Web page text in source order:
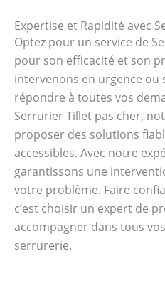
Expertise et Rapidité avec
Optez pour un service de
pour son efficacité et son
intervenons en urgence ou
répondre à toutes vos
Serrurier Tillet pas cher,
proposer des solutions
accessibles. Avec notre
garantissons une
votre problème. Faire
c’est choisir un expert de
accompagner dans tous
serrurerie.